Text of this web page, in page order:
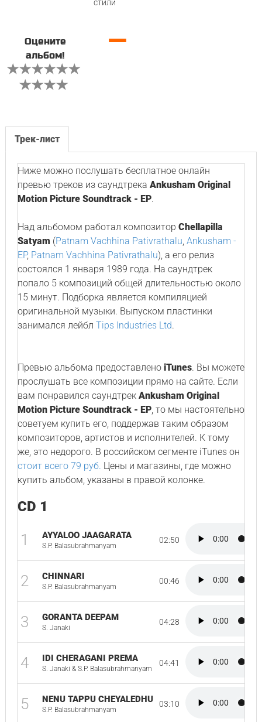
стили
Оцените
альбом!
—
Трек-лист
Ниже можно послушать бесплатное онлайн
превью треков из саундтрека Ankusham Original
Motion Picture Soundtrack - EP.
Над альбомом работал композитор Chellapilla
Satyam (Patnam Vachhina Pativrathalu, Ankusham -
EP, Patnam Vachhina Pativrathalu), а его релиз
состоялся 1 января 1989 года. На саундтрек
попало 5 композиций общей длительностью около
15 минут. Подборка является компиляцией
оригинальной музыки. Выпуском пластинки
занимался лейбл Tips Industries Ltd.
Превью альбома предоставлено iTunes. Вы можете
прослушать все композиции прямо на сайте. Если
вам понравился саундтрек Ankusham Original
Motion Picture Soundtrack - EP, то мы настоятельно
советуем купить его, поддержав таким образом
композиторов, артистов и исполнителей. К тому
же, это недорого. В российском сегменте iTunes он
стоит всего 79 руб. Цены и магазины, где можно
купить альбом, указаны в правой колонке.
CD 1
1 AYYALOO JAAGARATA
S.P. Balasubrahmanyam
02:50
2 CHINNARI
S.P. Balasubrahmanyam
00:46
3 GORANTA DEEPAM
S. Janaki
04:28
4 IDI CHERAGANI PREMA
S. Janaki & S.P. Balasubrahmanyam
04:41
5 NENU TAPPU CHEYALEDHU
S.P. Balasubrahmanyam
03:10